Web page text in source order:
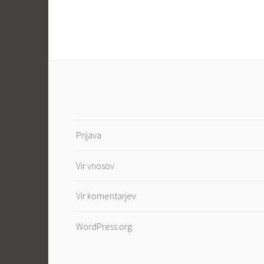
Prijava
Vir vnosov
Vir komentarjev
WordPress.org